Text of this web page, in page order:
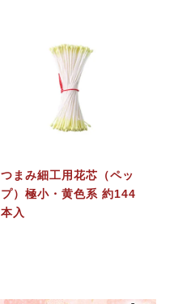
つまみ細工用花芯（ペッ
プ）極小・黄色系 約144
本入